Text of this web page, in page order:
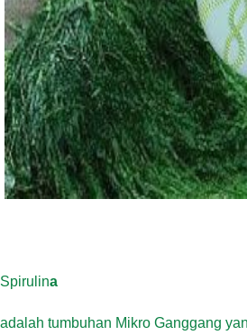
Spirulina
adalah tumbuhan Mikro Ganggang